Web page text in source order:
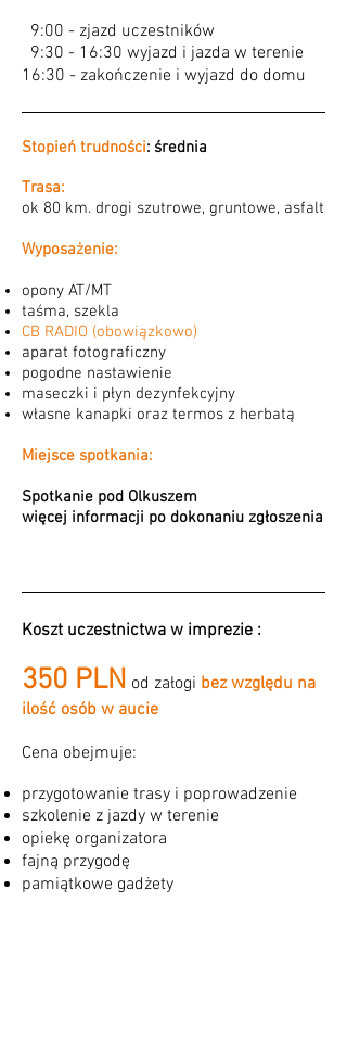
9:00 - zjazd uczestników
9:30 - 16:30 wyjazd i jazda w terenie
16:30 - zakończenie i wyjazd do domu
Stopień trudności: średnia
Trasa:
ok 80 km. drogi szutrowe, gruntowe, asfalt
Wyposażenie:
opony AT/MT
taśma, szekla
CB RADIO (obowiązkowo)
aparat fotograficzny
pogodne nastawienie
maseczki i płyn dezynfekcyjny
własne kanapki oraz termos z herbatą
Miejsce spotkania:
Spotkanie pod Olkuszem
więcej informacji po dokonaniu zgłoszenia
Koszt uczestnictwa w imprezie :
350 PLN od załogi bez względu na
ilość osób w aucie
Cena obejmuje:
przygotowanie trasy i poprowadzenie
szkolenie z jazdy w terenie
opiekę organizatora
fajną przygodę
pamiątkowe gadżety